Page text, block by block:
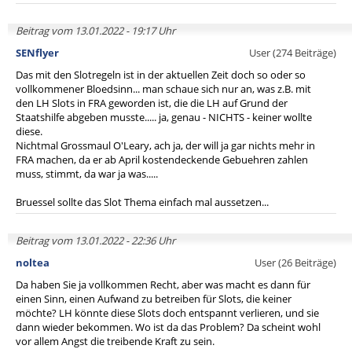
Beitrag vom 13.01.2022 - 19:17 Uhr
SENflyer
User (274 Beiträge)
Das mit den Slotregeln ist in der aktuellen Zeit doch so oder so
vollkommener Bloedsinn... man schaue sich nur an, was z.B. mit
den LH Slots in FRA geworden ist, die die LH auf Grund der
Staatshilfe abgeben musste..... ja, genau - NICHTS - keiner wollte
diese.
Nichtmal Grossmaul O'Leary, ach ja, der will ja gar nichts mehr in
FRA machen, da er ab April kostendeckende Gebuehren zahlen
muss, stimmt, da war ja was.....
Bruessel sollte das Slot Thema einfach mal aussetzen...
Beitrag vom 13.01.2022 - 22:36 Uhr
noltea
User (26 Beiträge)
Da haben Sie ja vollkommen Recht, aber was macht es dann für
einen Sinn, einen Aufwand zu betreiben für Slots, die keiner
möchte? LH könnte diese Slots doch entspannt verlieren, und sie
dann wieder bekommen. Wo ist da das Problem? Da scheint wohl
vor allem Angst die treibende Kraft zu sein.